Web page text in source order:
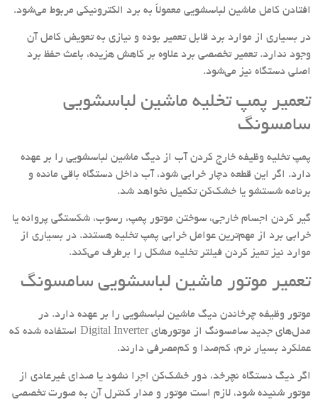
افتادن کامل ماشین لباسشویی معمولاً به برد الکترونیکی مربوط می‌شود.
در بسیاری از موارد برد قابل تعمیر بوده و نیازی به تعویض کامل آن
وجود ندارد. تعمیر تخصصی برد علاوه بر کاهش هزینه، باعث حفظ برد
اصلی دستگاه نیز می‌شود.
تعمیر پمپ تخلیه ماشین لباسشویی
سامسونگ
پمپ تخلیه وظیفه خارج کردن آب از دیگ ماشین لباسشویی را بر عهده
دارد. اگر این قطعه دچار خرابی شود، آب داخل دستگاه باقی مانده و
برنامه شستشو یا خشک‌کن تکمیل نخواهد شد.
گیر کردن اجسام خارجی، سوختن موتور پمپ، رسوب، شکستگی پروانه یا
خرابی برد از مهم‌ترین عوامل خرابی پمپ تخلیه هستند. در بسیاری از
موارد نیز تمیز کردن فیلتر تخلیه مشکل را برطرف می‌کند.
تعمیر موتور ماشین لباسشویی سامسونگ
موتور وظیفه چرخاندن دیگ ماشین لباسشویی را بر عهده دارد. در
مدل‌های جدید سامسونگ از موتورهای Digital Inverter استفاده شده که
عملکرد بسیار نرم، کم‌صدا و کم‌مصرفی دارند.
اگر دیگ دستگاه نچرخد، دور خشک‌کن اجرا نشود یا صدای غیرعادی از
موتور شنیده شود، لازم است موتور و مدار کنترل آن به صورت تخصصی